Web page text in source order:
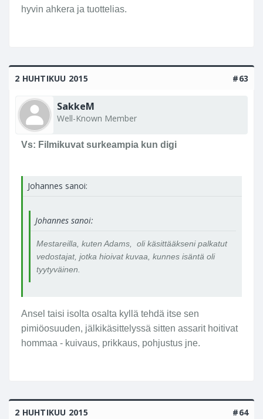
hyvin ahkera ja tuottelias.
2 HUHTIKUU 2015 #63
SakkeM
Well-Known Member
Vs: Filmikuvat surkeampia kun digi
Johannes sanoi:
Johannes sanoi:
Mestareilla, kuten Adams, oli käsittääkseni palkatut
vedostajat, jotka hioivat kuvaa, kunnes isäntä oli
tyytyväinen.
Ansel taisi isolta osalta kyllä tehdä itse sen
pimiöosuuden, jälkikäsittelyssä sitten assarit hoitivat
hommaa - kuivaus, prikkaus, pohjustus jne.
2 HUHTIKUU 2015 #64